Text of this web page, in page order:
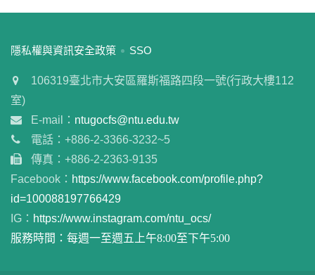
:::
隱私權與資訊安全政策 SSO
106319臺北市大安區羅斯福路四段一號(行政大樓112
室)
E-mail： ntugocfs@ntu.edu.tw
電話：+886-2-3366-3232~5
傳真：+886-2-2363-9135
Facebook： https://www.facebook.com/profile.php?
id=100088197766429
IG： https://www.instagram.com/ntu_ocs/
服務時間：每週一至週五上午8:00至下午5:00